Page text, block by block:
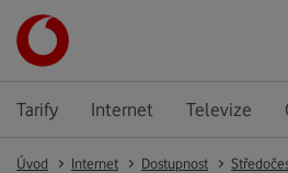
Tarify Internet Televize
Úvod Internet Dostupnost